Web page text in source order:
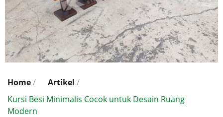
Home/ Artikel /
Kursi Besi Minimalis Cocok untuk Desain Ruang
Modern